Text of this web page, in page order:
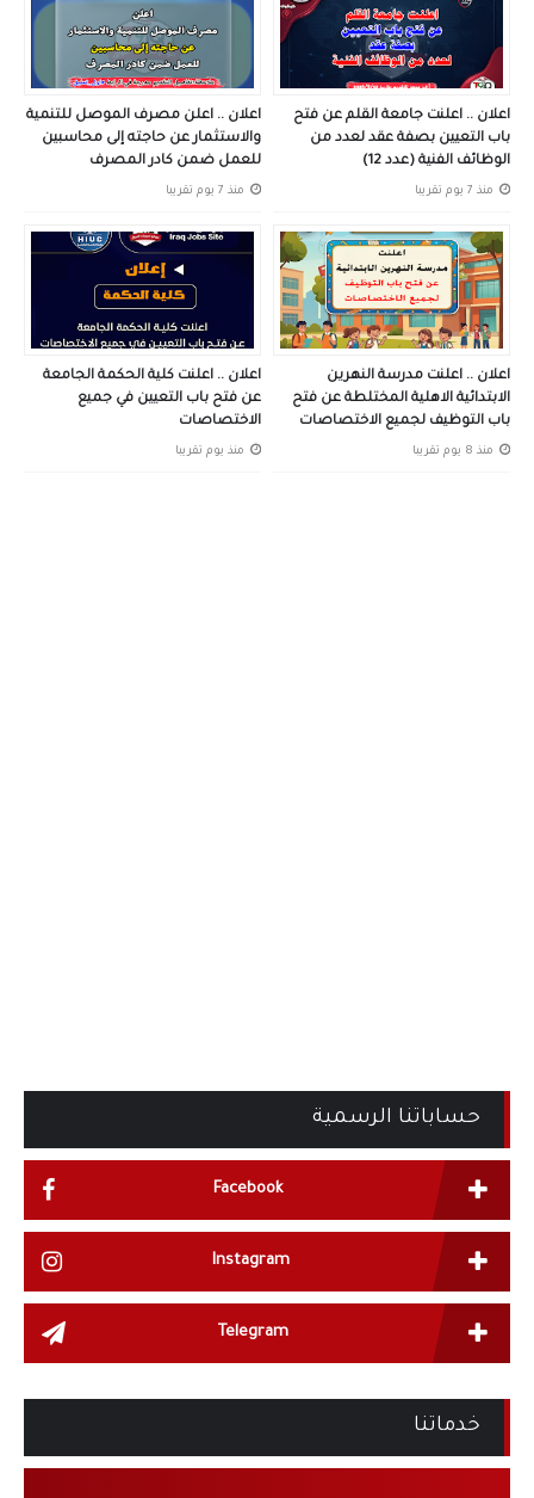
اعلان .. اعلنت جامعة القلم عن فتح
باب التعيين بصفة عقد لعدد من
الوظائف الفنية (عدد 12)
منذ 7 يوم تقريبا
اعلان .. اعلن مصرف الموصل للتنمية
والاستثمار عن حاجته إلى محاسبين
للعمل ضمن كادر المصرف
منذ 7 يوم تقريبا
اعلان .. اعلنت مدرسة النهرين
الابتدائية الاهلية المختلطة عن فتح
باب التوظيف لجميع الاختصاصات
منذ 8 يوم تقريبا
اعلان .. اعلنت كلية الحكمة الجامعة
عن فتح باب التعيين في جميع
الاختصاصات
منذ يوم تقريبا
حساباتنا الرسمية
Facebook
Instagram
Telegram
خدماتنا